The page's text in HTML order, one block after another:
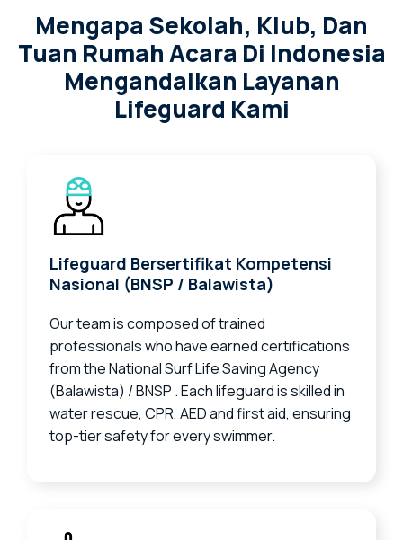
Mengapa Sekolah, Klub, Dan
Tuan Rumah Acara Di Indonesia
Mengandalkan Layanan
Lifeguard Kami
Lifeguard Bersertifikat Kompetensi
Nasional (BNSP / Balawista)
Our team is composed of trained
professionals who have earned certifications
from the National Surf Life Saving Agency
(Balawista) / BNSP . Each lifeguard is skilled in
water rescue, CPR, AED and first aid, ensuring
top-tier safety for every swimmer.